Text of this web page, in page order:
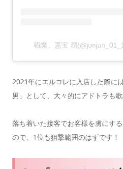
職業、憲宝 潤
2021年にエルコレに入店した際に
男」として、大々的にアドトラも
落ち着いた接客でお客様を虜にす
ので、1位も狙撃範囲のはずです！